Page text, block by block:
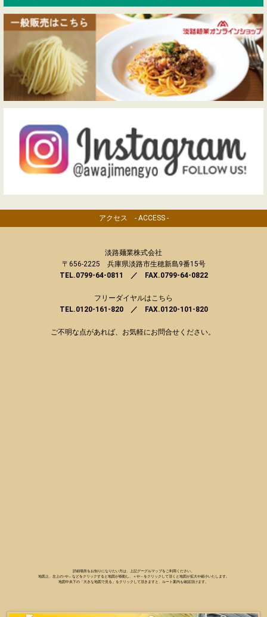
アクセス - ACCESS -
淡路麺業株式会社
〒656-2225 兵庫県淡路市生穂新島9番15号
TEL.0799-64-0811 ／ FAX.0799-64-0822
フリーダイヤルはこちら
TEL.0120-161-820 ／ FAX.0120-101-820
ご不明な点があれば、お気軽にお問合せください。
詳細場所をお知りになりたい方は、上記グーグルマップをご利用ください。
地図上、左上の↑や←などをクリックすると地図が移動し、＋や－をクリックして頂くと地図が拡大や縮小いたします。
地図中央下の「大きな地図で見る」をクリックして頂きますと、ルート案内も確認頂けます。